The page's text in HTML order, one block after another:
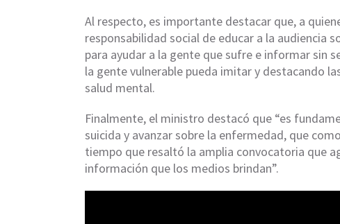
Al respecto, es importante destacar que, a
responsabilidad social de educar a la audiencia
para ayudar a la gente que sufre e informar sin
la gente vulnerable pueda imitar y destacando
salud mental.
Finalmente, el ministro destacó que “es
suicida y avanzar sobre la enfermedad, que
tiempo que resaltó la amplia convocatoria que
información que los medios brindan”.